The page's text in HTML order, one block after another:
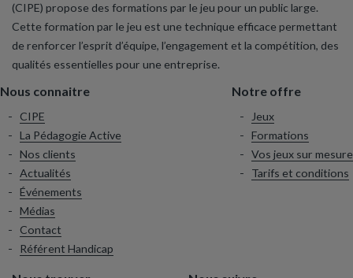
(CIPE) propose des formations par le jeu pour un public large.
Cette formation par le jeu est une technique efficace permettant
de renforcer l’esprit d’équipe, l’engagement et la compétition, des
qualités essentielles pour une entreprise.
Nous connaitre
CIPE
La Pédagogie Active
Nos clients
Actualités
Événements
Médias
Contact
Référent Handicap
Notre offre
Jeux
Formations
Vos jeux sur mesure
Tarifs et conditions